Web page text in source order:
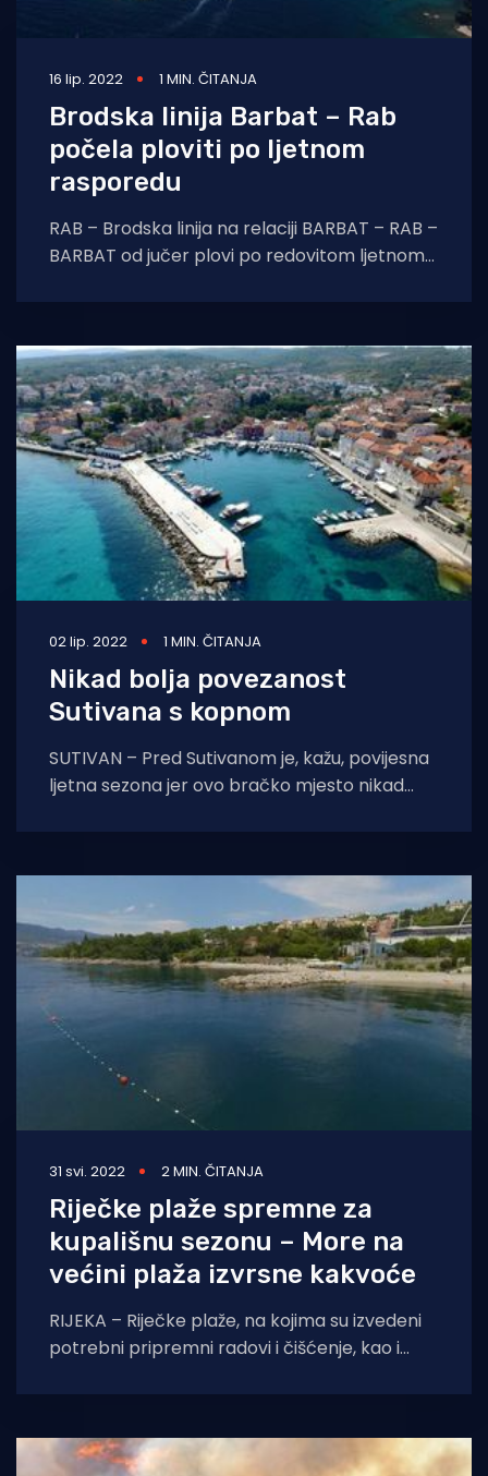
16 lip. 2022 1 MIN. ČITANJA
Brodska linija Barbat – Rab
počela ploviti po ljetnom
rasporedu
RAB – Brodska linija na relaciji BARBAT – RAB –
BARBAT od jučer plovi po redovitom ljetnom
nekoć
02 lip. 2022 1 MIN. ČITANJA
Nikad bolja povezanost
Sutivana s kopnom
SUTIVAN – Pred Sutivanom je, kažu, povijesna
ljetna sezona jer ovo bračko mjesto nikad
31 svi. 2022 2 MIN. ČITANJA
Riječke plaže spremne za
kupališnu sezonu – More na
većini plaža izvrsne kakvoće
RIJEKA – Riječke plaže, na kojima su izvedeni
potrebni pripremni radovi i čišćenje, kao i